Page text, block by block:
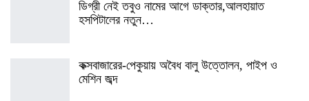
ডিগ্রী নেই তবুও নামের আগে ডাক্তার,আলহায়াত
হসপিটালের নতুন…
কক্সবাজারের-পেকুয়ায় অবৈধ বালু উত্তোলন, পাইপ ও
মেশিন জব্দ